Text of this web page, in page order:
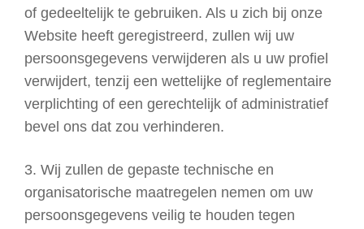
of gedeeltelijk te gebruiken. Als u zich bij onze
Website heeft geregistreerd, zullen wij uw
persoonsgegevens verwijderen als u uw profiel
verwijdert, tenzij een wettelijke of reglementaire
verplichting of een gerechtelijk of administratief
bevel ons dat zou verhinderen.
3. Wij zullen de gepaste technische en
organisatorische maatregelen nemen om uw
persoonsgegevens veilig te houden tegen